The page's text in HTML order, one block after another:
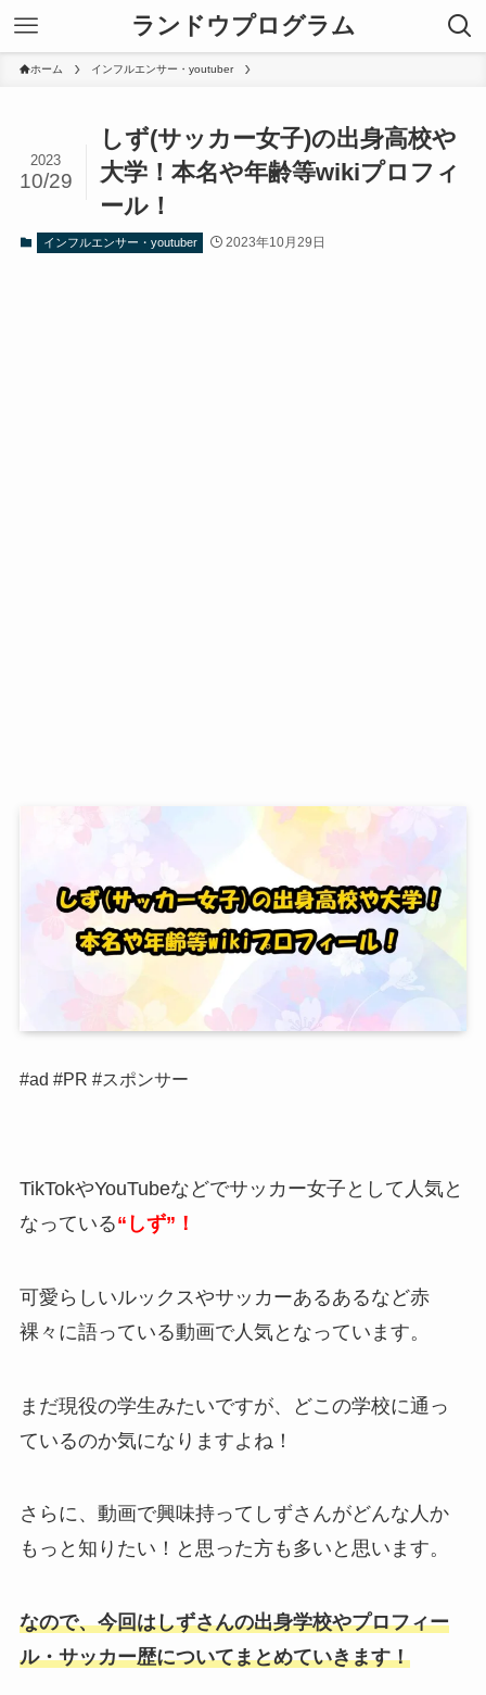
ランドウプログラム
ホーム インフルエンサー・youtuber
しず(サッカー女子)の出身高校や
大学！本名や年齢等wikiプロフィ
ール！
2023
10/29
インフルエンサー・youtuber 2023年10月29日
#ad #PR #スポンサー
TikTokやYouTubeなどでサッカー女子として人気と
なっている“しず”！
可愛らしいルックスやサッカーあるあるなど赤
裸々に語っている動画で人気となっています。
まだ現役の学生みたいですが、どこの学校に通っ
ているのか気になりますよね！
さらに、動画で興味持ってしずさんがどんな人か
もっと知りたい！と思った方も多いと思います。
なので、今回はしずさんの出身学校やプロフィー
ル・サッカー歴についてまとめていきます！